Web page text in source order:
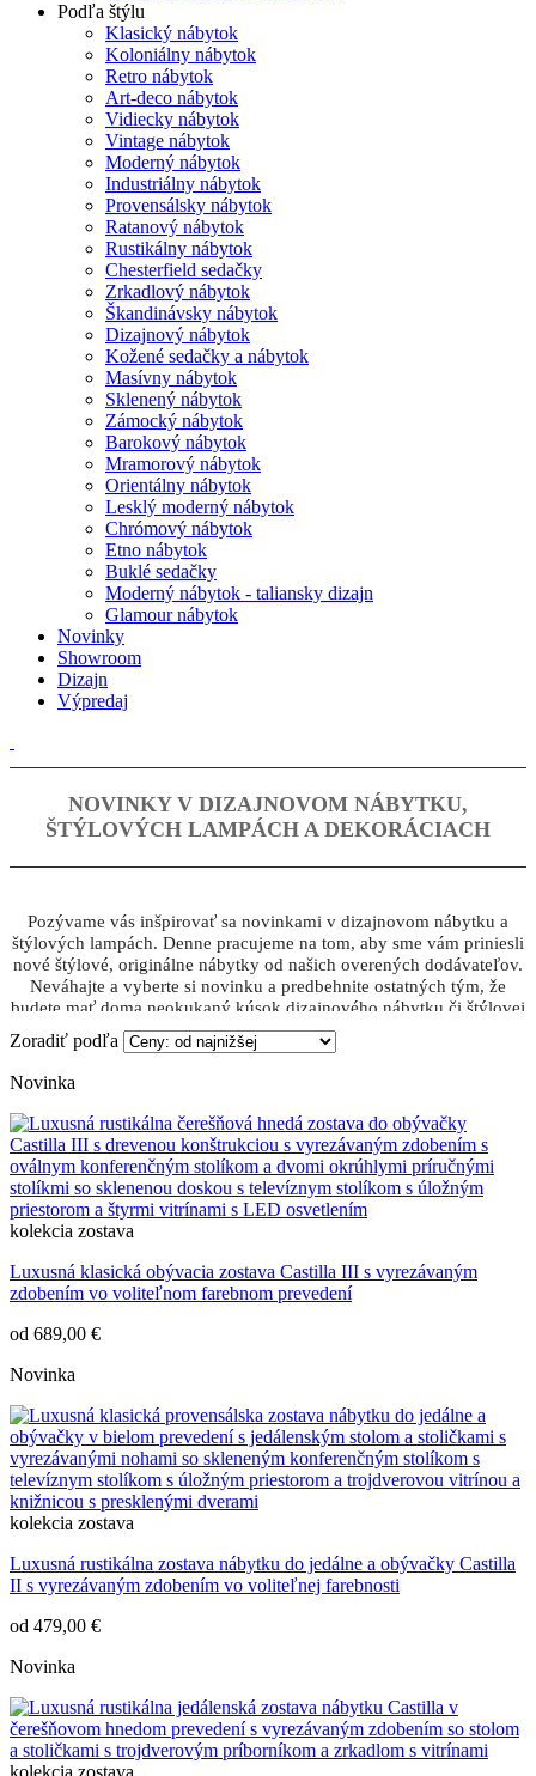
Podľa štýlu
Klasický nábytok
Koloniálny nábytok
Retro nábytok
Art-deco nábytok
Vidiecky nábytok
Vintage nábytok
Moderný nábytok
Industriálny nábytok
Provensálsky nábytok
Ratanový nábytok
Rustikálny nábytok
Chesterfield sedačky
Zrkadlový nábytok
Škandinávsky nábytok
Dizajnový nábytok
Kožené sedačky a nábytok
Masívny nábytok
Sklenený nábytok
Zámocký nábytok
Barokový nábytok
Mramorový nábytok
Orientálny nábytok
Lesklý moderný nábytok
Chrómový nábytok
Etno nábytok
Buklé sedačky
Moderný nábytok - taliansky dizajn
Glamour nábytok
Novinky
Showroom
Dizajn
Výpredaj
NOVINKY V DIZAJNOVOM NÁBYTKU,
ŠTÝLOVÝCH LAMPÁCH A DEKORÁCIACH
Pozývame vás inšpirovať sa novinkami v dizajnovom nábytku a
štýlových lampách. Denne pracujeme na tom, aby sme vám priniesli
nové štýlové, originálne nábytky od našich overených dodávateľov.
Neváhajte a vyberte si novinku a predbehnite ostatných tým, že
budete mať doma neokukaný kúsok dizajnového nábytku či štýlovej
lampy a dekorácie :)
Zoradiť podľa
Novinka
kolekcia zostava
Luxusná klasická obývacia zostava Castilla III s vyrezávaným
zdobením vo voliteľnom farebnom prevedení
od 689,00 €
Novinka
kolekcia zostava
Luxusná rustikálna zostava nábytku do jedálne a obývačky Castilla
II s vyrezávaným zdobením vo voliteľnej farebnosti
od 479,00 €
Novinka
kolekcia zostava